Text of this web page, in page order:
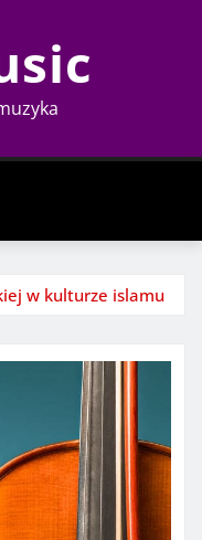
w kulturze islamu